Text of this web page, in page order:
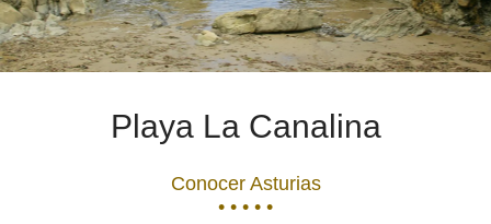
Playa La Canalina
Conocer Asturias
• • • • •